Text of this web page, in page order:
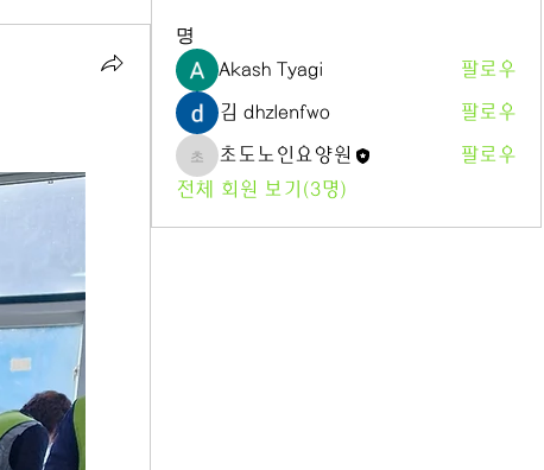
명
Akash Tyagi 팔로우
김 dhzlenfwo 팔로우
초도노인요양원
초도노인요양원
팔로우
전체 회원 보기(3명)